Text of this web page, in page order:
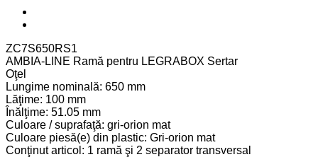
ZC7S650RS1
AMBIA-LINE Ramă pentru LEGRABOX Sertar
Oţel
Lungime nominală: 650 mm
Lăţime: 100 mm
Înălţime: 51.05 mm
Culoare / suprafaţă: gri-orion mat
Culoare piesă(e) din plastic: Gri-orion mat
Conţinut articol: 1 ramă şi 2 separator transversal